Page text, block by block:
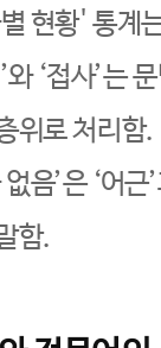
현황' 통계
와 ‘접사’는
위로 처리함.
음’은 ‘어
함.